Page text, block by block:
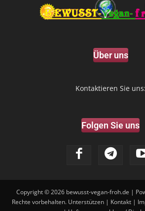
Über uns
Kontaktieren Sie uns:
Folgen Sie uns
Copyright © 2026 bewusst-vegan-froh.de |
Rechte vorbehalten. Unterstützen| Kontakt|